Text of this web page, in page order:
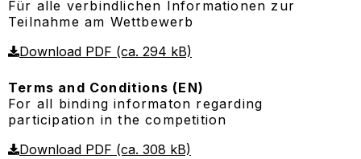
Für alle verbindlichen Informationen zur
Teilnahme am Wettbewerb
Download PDF (ca. 294 kB)
Terms and Conditions (EN)
For all binding informaton regarding
participation in the competition
Download PDF (ca. 308 kB)